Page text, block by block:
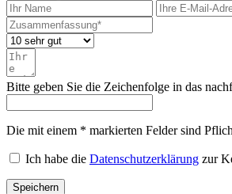
Bitte geben Sie die Zeichenfolge in das
Die mit einem * markierten Felder sind
Ich habe die Datenschutzerklärung zur
Speichern